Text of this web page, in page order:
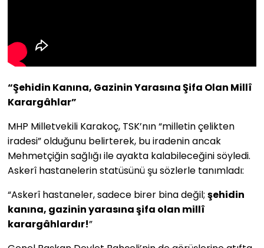
“Şehidin Kanına, Gazinin Yarasına Şifa Olan Millî
Karargâhlar”
MHP Milletvekili Karakoç, TSK’nın “milletin çelikten
iradesi” olduğunu belirterek, bu iradenin ancak
Mehmetçiğin sağlığı ile ayakta kalabileceğini söyledi.
Askerî hastanelerin statüsünü şu sözlerle tanımladı:
“Askerî hastaneler, sadece birer bina değil; şehidin
kanına, gazinin yarasına şifa olan millî
karargâhlardır!”